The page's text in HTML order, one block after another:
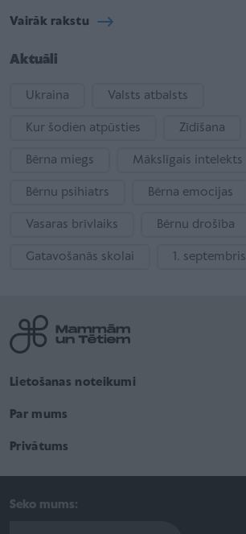
Vairāk rakstu
Aktuāli
Ukraina Valsts atbalsts
Kur šodien atpūsties Zīdīšana
Bērna miegs Mākslīgais intelekts
Bērnu psihiatrs Bērna emocijas
Vasaras brīvlaiks Bērnu drošība
Gatavošanās skolai 1. septembris
Lietošanas noteikumi
Par mums
Privātums
Seko mums: